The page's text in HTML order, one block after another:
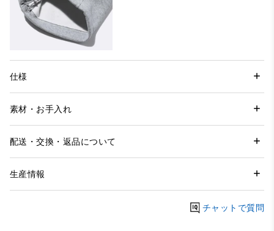
仕様
素材・お手入れ
配送・交換・返品について
生産情報
チャットで質問